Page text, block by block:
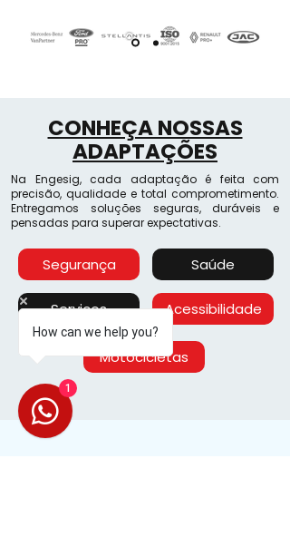
CONHEÇA NOSSAS
ADAPTAÇÕES
Na Engesig, cada adaptação é feita com
precisão, qualidade e total comprometimento.
Entregamos soluções seguras, duráveis e
pensadas para superar expectativas.
Segurança Saúde
Serviços Acessibilidade
Motocicletas
How can we help you?
1